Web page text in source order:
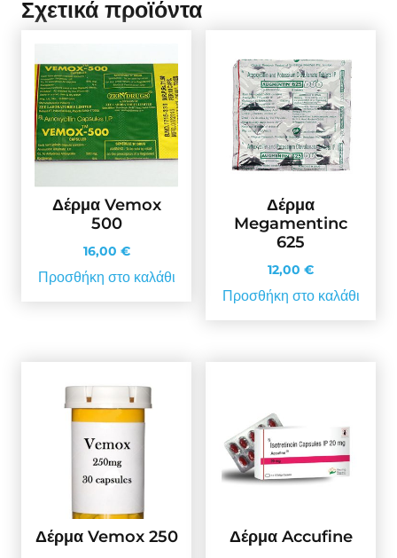
Σχετικά προϊόντα
Δέρμα Vemox
500
16,00 €
Προσθήκη στο καλάθι
Δέρμα
Megamentinc
625
12,00 €
Προσθήκη στο καλάθι
Δέρμα Vemox 250 Δέρμα Accufine